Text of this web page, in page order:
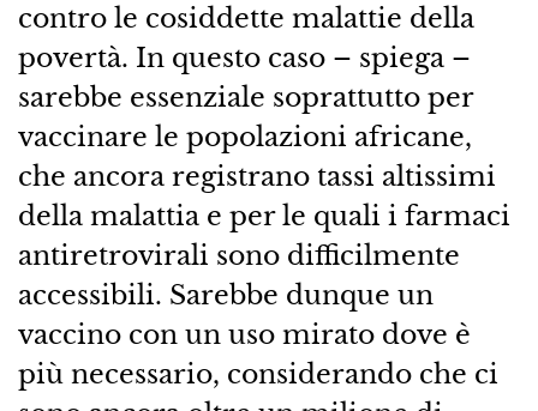
contro le cosiddette malattie della
povertà. In questo caso – spiega –
sarebbe essenziale soprattutto per
vaccinare le popolazioni africane,
che ancora registrano tassi altissimi
della malattia e per le quali i farmaci
antiretrovirali sono difficilmente
accessibili. Sarebbe dunque un
vaccino con un uso mirato dove è
più necessario, considerando che ci